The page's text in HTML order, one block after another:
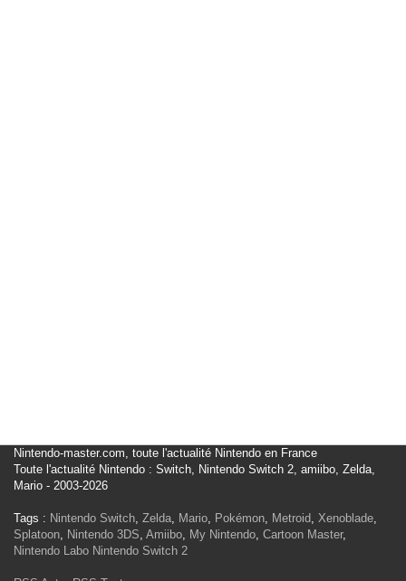
Nintendo-master.com, toute l'actualité Nintendo en France
Toute l'actualité Nintendo : Switch, Nintendo Switch 2, amiibo, Zelda,
Mario - 2003-2026
Tags : Nintendo Switch, Zelda, Mario, Pokémon, Metroid, Xenoblade,
Splatoon, Nintendo 3DS, Amiibo, My Nintendo, Cartoon Master,
Nintendo Labo Nintendo Switch 2